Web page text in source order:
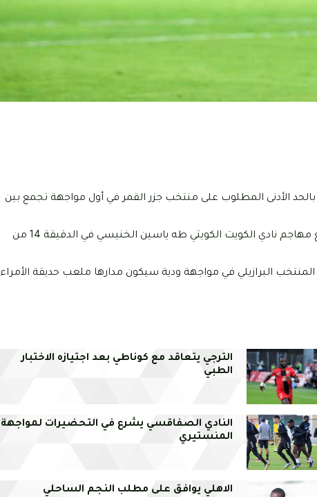
التونسي مساء اليوم الخميس 22 سبتمبر 2022 انتصارا بالحد الأدنى المطلوب على منتخب جزر القمر في أول مواجهة تجمع بين
وحسم النسور المواجهة التي دارت بفرنسا بنتيجة هدف مقابل صفر حمل توقيع مهاجم نادي الكويت الكويتي طه ياسين الخنيسي في الدقيقة 14 من
في تربصه بفرنسا يوم 27 سبتمبر الجاري مع المنتخب البرازيلي في مواجهة ودية سيكون مدارها ملعب حديقة الأمراء
الترجي يتعاقد مع كوناطي بعد اجتيازه الاختبار
الطبي
النادي الصفاقسي يشرع في التحضيرات لمواجهة
المنستيري
الاهلي يوافق على مطلب النجم الساحلي